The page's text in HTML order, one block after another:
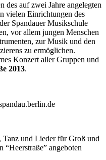
des auf zwei Jahre angelegten
vielen Einrichtungen des
Spandauer Musikschule
vor allem jungen Menschen
zur Musik und den
zu ermöglichen.
Konzert aller Gruppen und
2013.
und Lieder für Groß und
angeboten